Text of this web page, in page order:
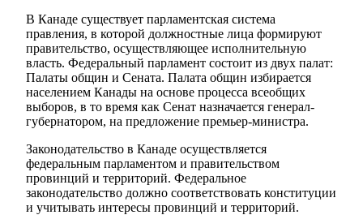
В Канаде существует парламентская система
правления, в которой должностные лица формируют
правительство, осуществляющее исполнительную
власть. Федеральный парламент состоит из двух палат:
Палаты общин и Сената. Палата общин избирается
населением Канады на основе процесса всеобщих
выборов, в то время как Сенат назначается генерал-
губернатором, на предложение премьер-министра.
Законодательство в Канаде осуществляется
федеральным парламентом и правительством
провинций и территорий. Федеральное
законодательство должно соответствовать конституции
и учитывать интересы провинций и территорий.